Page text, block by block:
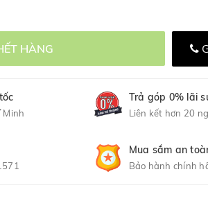
HÀNG
Minh
Trả góp 0% lãi
Liên kết hơn 20
Mua sắm an
Bảo hành chính